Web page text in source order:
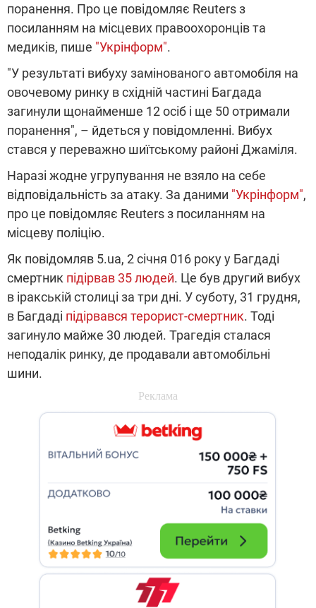
поранення. Про це повідомляє Reuters з
посиланням на місцевих правоохоронців та
медиків, пише "Укрінформ".
"У результаті вибуху замінованого автомобіля на
овочевому ринку в східній частині Багдада
загинули щонайменше 12 осіб і ще 50 отримали
поранення", – йдеться у повідомленні. Вибух
стався у переважно шиїтському районі Джаміля.
Наразі жодне угрупування не взяло на себе
відповідальність за атаку. За даними "Укрінформ",
про це повідомляє Reuters з посиланням на
місцеву поліцію.
Як повідомляв 5.ua, 2 січня 016 року у Багдаді
смертник підірвав 35 людей. Це був другий вибух
в іракській столиці за три дні. У суботу, 31 грудня,
в Багдаді підірвався терорист-смертник. Тоді
загинуло майже 30 людей. Трагедія сталася
неподалік ринку, де продавали автомобільні
шини.